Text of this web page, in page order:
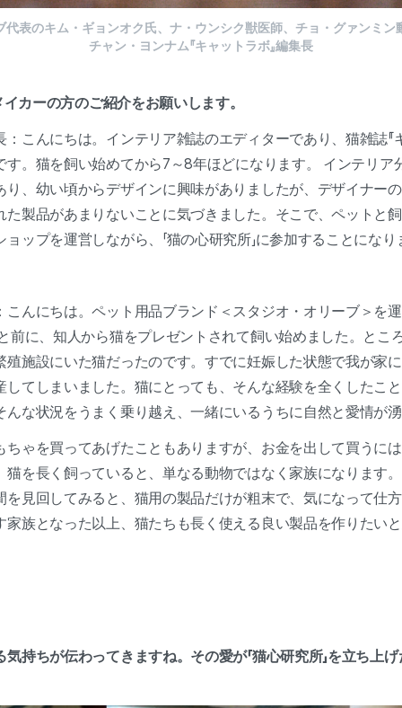
代表のキム・ギョンオク氏、ナ・ウンシク獣医師、チョ・グァンミン
チャン・ヨンナム『キャットラボ』編集長
カーの方のご紹介をお願いします。
こんにちは。インテリア雑誌のエディターであり、猫雑誌『
す。猫を飼い始めてから7～8年ほどになります。 インテリア
り、幼い頃からデザインに興味がありましたが、デザイナー
た製品があまりないことに気づきました。そこで、ペットと
ップを運営しながら、「猫の心研究所」に参加することになり
こんにちは。ペット用品ブランド＜スタジオ・オリーブ＞を
前に、知人から猫をプレゼントされて飼い始めました。とこ
殖施設にいた猫だったのです。すでに妊娠した状態で我が家
してしまいました。猫にとっても、そんな経験を全くしたこ
んな状況をうまく乗り越え、一緒にいるうちに自然と愛情が
ちゃを買ってあげたこともありますが、お金を出して買うに
猫を長く飼っていると、単なる動物ではなく家族になります
を見回してみると、猫用の製品だけが粗末で、気になって仕
家族となった以上、猫たちも長く使える良い製品を作りたい
持ちが伝わってきますね。その愛が「猫心研究所」を立ち上